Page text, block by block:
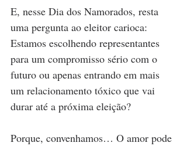
E, nesse Dia dos Namorados, resta
uma pergunta ao eleitor carioca:
Estamos escolhendo representantes
para um compromisso sério com o
futuro ou apenas entrando em mais
um relacionamento tóxico que vai
durar até a próxima eleição?
Porque, convenhamos… O amor pode